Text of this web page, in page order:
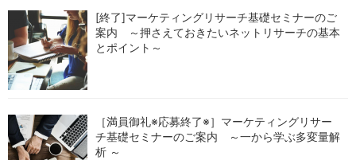
[終了]マーケティングリサーチ基礎セミナーのご
案内 ～押さえておきたいネットリサーチの基本
とポイント～
［満員御礼※応募終了※］マーケティングリサー
チ基礎セミナーのご案内 ～一から学ぶ多変量解
析 ～